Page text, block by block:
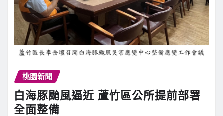
桃園新聞
白海豚颱風逼近 蘆竹區公所提前部署
全面整備